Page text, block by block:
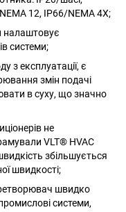
12, IP66/NEMA 4X;
налаштовує
системи;
з експлуатації, є
змін подачі
в суху, що значно
не
VLT® HVAC
збільшується
швидкості;
швидко
системи,